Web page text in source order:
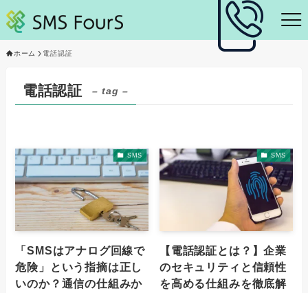
ホーム 電話認証
電話認証 – tag –
SMS
「SMSはアナログ回線で
危険」という指摘は正し
いのか？通信の仕組みか
SMS
【電話認証とは？】企業
のセキュリティと信頼性
を高める仕組みを徹底解